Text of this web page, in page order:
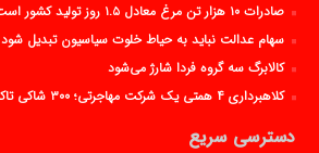
صادرات ۱۰ هزار تن مرغ معادل ۱.۵ روز تولید کشور است
سهام عدالت نباید به حیاط خلوت سیاسیون تبدیل شود
کالابرگ سه گروه فردا شارژ می‌شود
کلاهبرداری ۴ همتی یک شرکت مهاجرتی؛ ۳۰۰ شاکی تاکنون
دسترسی سریع